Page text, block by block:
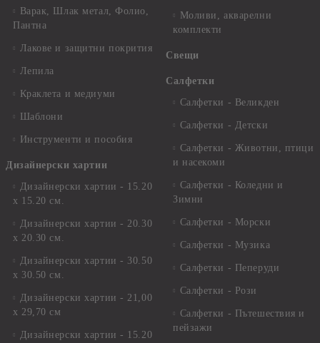
Варак, Шлак метал, Фолио,
Пантна
Лакове и защитни покрития
Лепила
Краклета и медиуми
Шаблони
Инструменти и пособия
Дизайнерски хартии
Дизайнерски хартии - 15.20
х 15.20 см.
Дизайнерски хартии - 20.30
х 20.30 см.
Дизайнерски хартии - 30.50
х 30.50 см.
Дизайнерски хартии - 21,00
х 29,70 см
Дизайнерски хартии - 15.20
Моливи, акварелни
комплекти
Свещи
Салфетки
Салфетки - Великден
Салфетки - Детски
Салфетки - Животни, птици
и насекоми
Салфетки - Коледни и
Зимни
Салфетки - Морски
Салфетки - Музика
Салфетки - Пеперуди
Салфетки - Рози
Салфетки - Пътешествия и
пейзажи